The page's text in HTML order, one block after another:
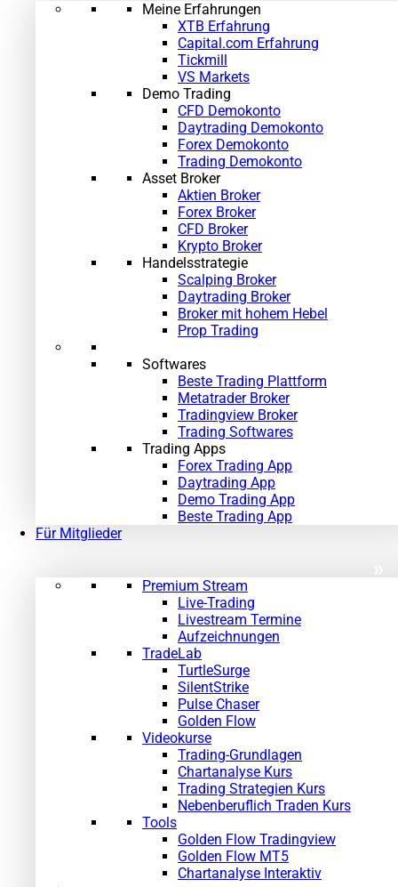
Meine Erfahrungen
XTB Erfahrung
Capital.com Erfahrung
Tickmill
VS Markets
Demo Trading
CFD Demokonto
Daytrading Demokonto
Forex Demokonto
Trading Demokonto
Asset Broker
Aktien Broker
Forex Broker
CFD Broker
Krypto Broker
Handelsstrategie
Scalping Broker
Daytrading Broker
Broker mit hohem Hebel
Prop Trading
Softwares
Beste Trading Plattform
Metatrader Broker
Tradingview Broker
Trading Softwares
Trading Apps
Forex Trading App
Daytrading App
Demo Trading App
Beste Trading App
Für Mitglieder
Premium Stream
Live-Trading
Livestream Termine
Aufzeichnungen
TradeLab
TurtleSurge
SilentStrike
Pulse Chaser
Golden Flow
Videokurse
Trading-Grundlagen
Chartanalyse Kurs
Trading Strategien Kurs
Nebenberuflich Traden Kurs
Tools
Golden Flow Tradingview
Golden Flow MT5
Chartanalyse Interaktiv